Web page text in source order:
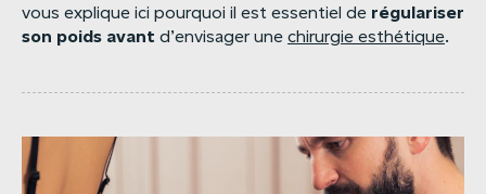
vous explique ici pourquoi il est essentiel de régulariser
son poids avant d’envisager une chirurgie esthétique.